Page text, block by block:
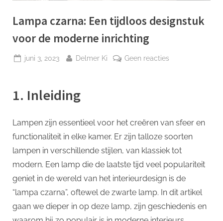
Lampa czarna: Een tijdloos designstuk
voor de moderne inrichting
Geplaatst
juni 3, 2023 Door
Delmer Ki Geen reactiesop
voor
de
moderne
inrichting
1. Inleiding
Lampen zijn essentieel voor het creëren van sfeer en
functionaliteit in elke kamer. Er zijn talloze soorten
lampen in verschillende stijlen, van klassiek tot
modern. Een lamp die de laatste tijd veel populariteit
geniet in de wereld van het interieurdesign is de
“lampa czarna”, oftewel de zwarte lamp. In dit artikel
gaan we dieper in op deze lamp, zijn geschiedenis en